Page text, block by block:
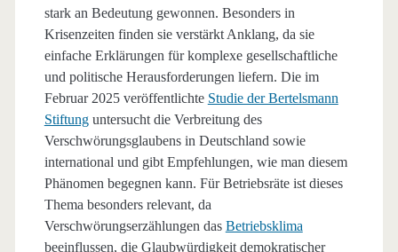
stark an Bedeutung gewonnen. Besonders in
Krisenzeiten finden sie verstärkt Anklang, da sie
einfache Erklärungen für komplexe gesellschaftliche
und politische Herausforderungen liefern. Die im
Februar 2025 veröffentlichte Studie der Bertelsmann
Stiftunguntersucht die Verbreitung des
Verschwörungsglaubens in Deutschland sowie
international und gibt Empfehlungen, wie man diesem
Phänomen begegnen kann. Für Betriebsräte ist dieses
Thema besonders relevant, da
Verschwörungserzählungen das Betriebsklima
beeinflussen, die Glaubwürdigkeit demokratischer